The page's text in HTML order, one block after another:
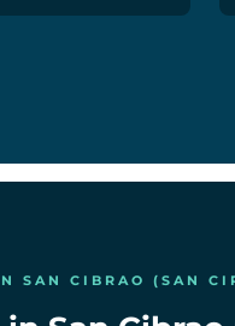
SAN CIBRAO (SAN